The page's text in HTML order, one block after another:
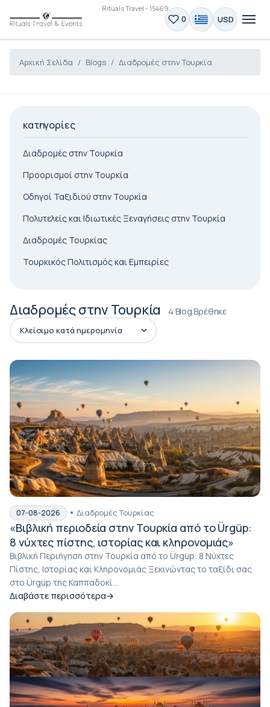
Rituals Travel - 15469
0 USD
Αρχική Σελίδα Blogs Διαδρομές στην Τουρκία
κατηγορίες
Διαδρομές στην Τουρκία
Προορισμοί στην Τουρκία
Οδηγοί Ταξιδιού στην Τουρκία
Πολυτελείς και Ιδιωτικές Ξεναγήσεις στην Τουρκία
Διαδρομές Τουρκίας
Τουρκικός Πολιτισμός και Εμπειρίες
Διαδρομές στην Τουρκία 4 Blog Βρέθηκε
07-08-2026 Διαδρομές Τουρκίας
«Βιβλική περιοδεία στην Τουρκία από το Ürgüp:
8 νύχτες πίστης, ιστορίας και κληρονομιάς»
Βιβλική Περιήγηση στην Τουρκία από το Ürgüp: 8 Νύχτες
Πίστης, Ιστορίας και Κληρονομιάς Ξεκινώντας το ταξίδι σας
στο Ürgüp της Καππαδοκί...
Διαβάστε περισσότερα